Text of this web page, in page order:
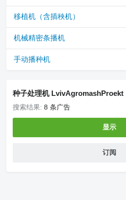
移植机（含插秧机）
机械精密条播机
手动播种机
种子处理机 LvivAgromashProekt
搜索结果: 8 条广告
显示
订阅